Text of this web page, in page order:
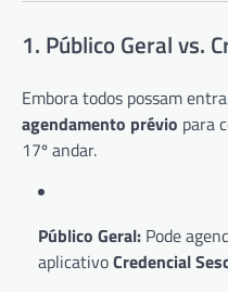
1. Público Geral vs.
Embora todos possam
agendamento prévio para
17º andar.
Público Geral: Pode
aplicativoCredencial